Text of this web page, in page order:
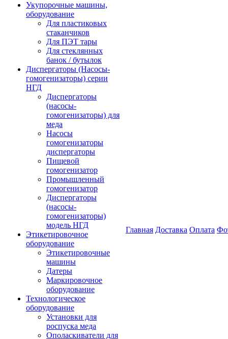
Укупорочные машины,
оборудование
Для пластиковых
стаканчиков
Для ПЭТ тары
Для стеклянных
банок / бутылок
Диспергаторы (Насосы-
гомогенизаторы) серии
НГД
Диспергаторы
(насосы-
гомогенизаторы) для
меда
Насосы
гомогенизаторы
диспергаторы
Пищевой
гомогенизатор
Промышленный
гомогенизатор
Диспергаторы
(насосы-
гомогенизаторы)
модель НГД
Этикетировочное
оборудование
Этикетировочные
машины
Датеры
Маркировочное
оборудование
Технологическое
оборудование
Установки для
роспуска меда
Ополаскиватели для
Главная Доставка Оплата